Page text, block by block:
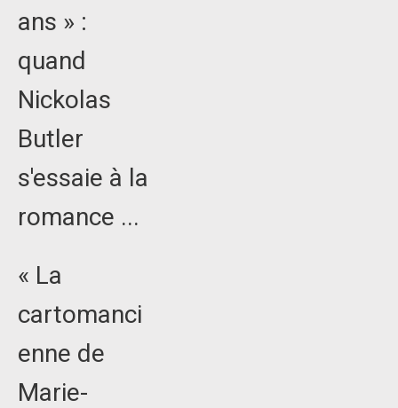
ans » :
quand
Nickolas
Butler
s'essaie à la
romance ...
« La
cartomanci
enne de
Marie-